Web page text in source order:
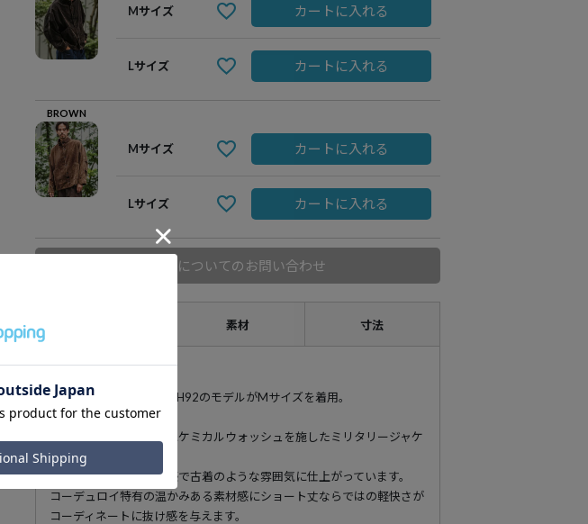
BROWN
Mサイズ カートに入れる
Lサイズ カートに入れる
BROWN
Mサイズ カートに入れる
Lサイズ カートに入れる
商品についてのお問い合わせ
素材 寸法
182cm B93cm-W75cm-H92のモデルがMサイズを着用。
中太畝のコーデュロイにケミカルウォッシュを施したミリタリージャケ
ット。
日焼けしたような加工感で古着のような雰囲気に仕上がっています。
コーデュロイ特有の温かみある素材感にショート丈ならではの軽快さが
コーディネートに抜け感を与えます。